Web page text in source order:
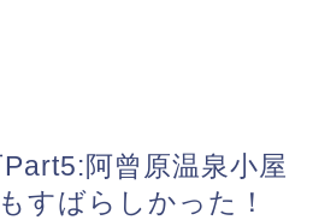
阿曾原温泉小屋
すばらしかった！